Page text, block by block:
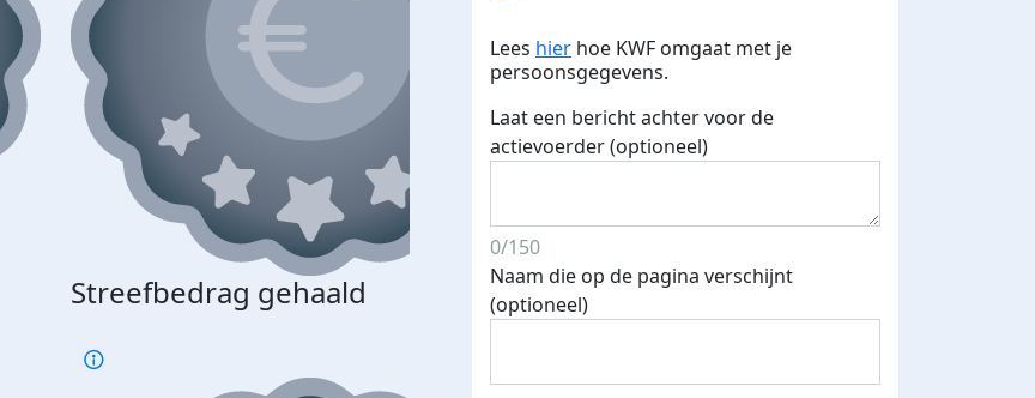
Streefbedrag gehaald Streefbedrag verhoogd
Lees hier hoe KWF omgaat met je
persoonsgegevens.
Laat een bericht achter voor de
actievoerder (optioneel)
0/150
Naam die op de pagina verschijnt
(optioneel)